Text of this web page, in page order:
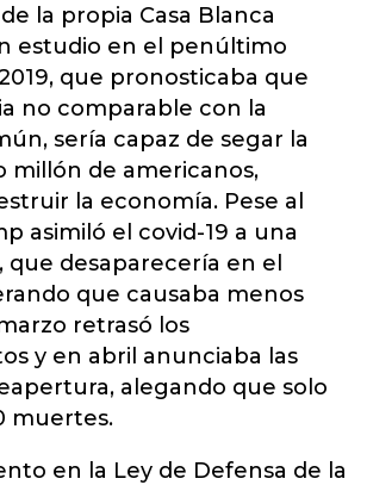
la propia Casa Blanca
estudio en el penúltimo
que pronosticaba que
no comparable con la
sería capaz de segar la
millón de americanos,
la economía. Pese al
asimiló el covid-19 a una
desaparecería en el
que causaba menos
retrasó los
y en abril anunciaba las
alegando que solo
muertes.
en la Ley de Defensa de la